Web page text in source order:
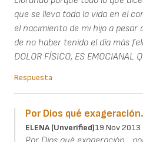
que se lleva toda la vida en el
el nacimiento de mi hijo a pesar
de no haber tenido el día más
DOLOR FÍSICO, ES EMOCIANAL
Respuesta
Por Dios qué
ELENA (unverified)19 Nov 2013